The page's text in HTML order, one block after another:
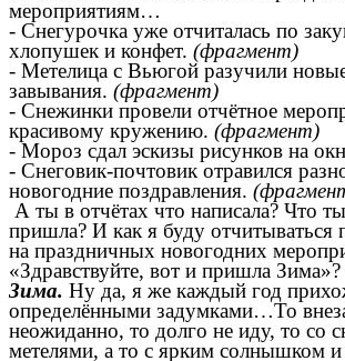
мероприятиям…
- Снегурочка уже отчиталась по
хлопушек и конфет. (фрагмент)
- Метелица с Вьюгой разучили
завывания. (фрагмент)
- Снежинки провели отчётное
красивому кружению. (фрагмент)
- Мороз сдал эскизы рисунков на
- Снеговик-почтовик отравился
новогодние поздравления.
А ты в отчётах что написала? Что
пришла? И как я буду отчитываться
на праздничных новогодних
«Здравствуйте, вот и пришла Зима»?
Зима. Ну да, я же каждый год
определёнными задумками…То
неожиданно, то долго не иду, то со
метелями, а то с ярким солнышком